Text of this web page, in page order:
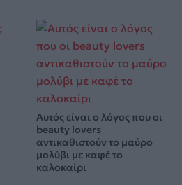
Αυτός είναι ο λόγος που οι
beauty lovers
αντικαθιστούν το μαύρο
μολύβι με καφέ το
καλοκαίρι